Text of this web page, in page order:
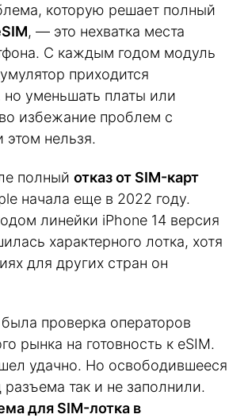
которую решает полный
, — это нехватка места
С каждым годом модуль
приходится
но уменьшать платы или
избежание проблем с
этом нельзя.
полный отказ от SIM-карт
начала еще в 2022 году.
линейки iPhone 14 версия
характерного лотка, хотя
для других стран он
проверка операторов
рынка на готовность к eSIM.
удачно. Но освободившееся
так и не заполнили.
для SIM-лотка в